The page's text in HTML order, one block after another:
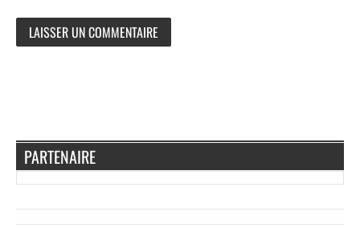
PARTENAIRE